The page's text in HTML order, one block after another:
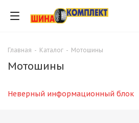
Главная - Каталог - Мотошины
Мотошины
Неверный информационный блок